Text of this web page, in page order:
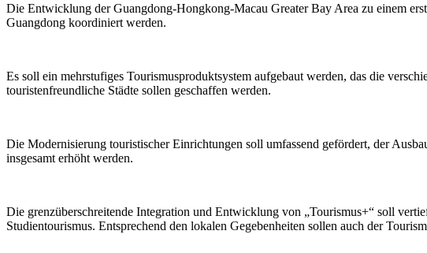
Die Entwicklung der Guangdong-Hongkong-Macau Greater Bay Area zu einem
Guangdong koordiniert werden.
Es soll ein mehrstufiges Tourismusproduktsystem aufgebaut werden, das die
touristenfreundliche Städte sollen geschaffen werden.
Die Modernisierung touristischer Einrichtungen soll umfassend gefördert, der
insgesamt erhöht werden.
Die grenzüberschreitende Integration und Entwicklung von „Tourismus+“ soll
Studientourismus. Entsprechend den lokalen Gegebenheiten sollen auch der